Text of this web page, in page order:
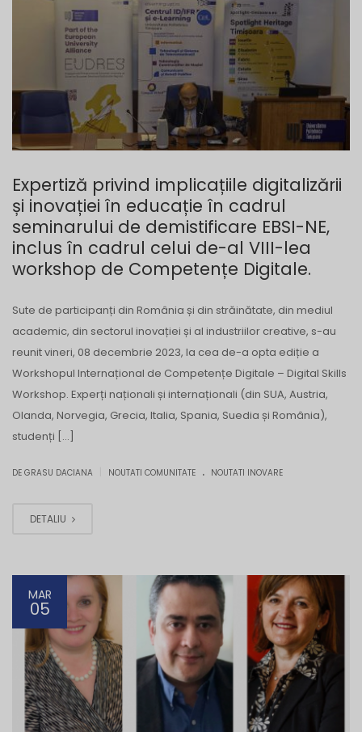
Expertiză privind implicațiile digitalizării
și inovației în educație în cadrul
seminarului de demistificare EBSI-NE,
inclus în cadrul celui de-al VIII-lea
workshop de Competențe Digitale.
Sute de participanți din România și din străinătate, din mediul
academic, din sectorul inovației și al industriilor creative, s-au
reunit vineri, 08 decembrie 2023, la cea de-a opta ediție a
Workshopul Internațional de Competențe Digitale – Digital Skills
Workshop. Experți naționali și internaționali (din SUA, Austria,
Olanda, Norvegia, Grecia, Italia, Spania, Suedia și România),
studenți […]
DE GRASU DACIANA NOUTATI COMUNITATE . NOUTATI INOVARE
DETALIU
MAR
05